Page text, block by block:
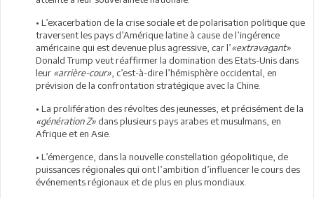
• L’exacerbation de la crise sociale et de polarisation politique que
traversent les pays d’Amérique latine à cause de l’ingérence
américaine qui est devenue plus agressive, car l’«extravagant»
Donald Trump veut réaffirmer la domination des Etats-Unis dans
leur «arrière-cour» , c’est-à-dire l’hémisphère occidental, en
prévision de la confrontation stratégique avec la Chine.
• La prolifération des révoltes des jeunesses, et précisément de la
«génération Z» dans plusieurs pays arabes et musulmans, en
Afrique et en Asie.
• L’émergence, dans la nouvelle constellation géopolitique, de
puissances régionales qui ont l’ambition d’influencer le cours des
événements régionaux et de plus en plus mondiaux.